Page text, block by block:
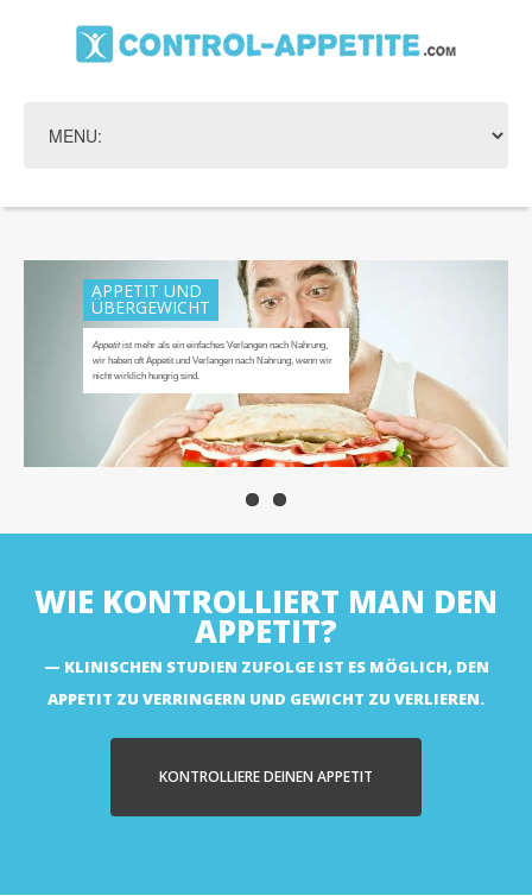
WIE KONTROLLIERT
MAN DEN APPETIT?
WIE KONTROLLIERT MAN DEN
APPETIT?
KLINISCHEN STUDIEN ZUFOLGE IST ES MÖGLICH, DEN
APPETIT ZU VERRINGERN UND GEWICHT ZU VERLIEREN.
KONTROLLIERE DEINEN APPETIT